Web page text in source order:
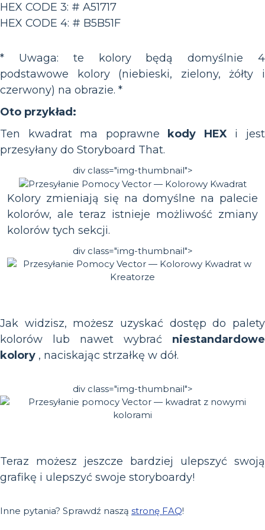
HEX CODE 3: # A51717
HEX CODE 4: # B5B51F
* Uwaga: te kolory będą domyślnie 4
podstawowe kolory (niebieski, zielony, żółty i
czerwony) na obrazie. *
Oto przykład:
Ten kwadrat ma poprawne
kody HEXi jest
przesyłany do Storyboard That.
div class="img-thumbnail">
Kolory zmieniają się na domyślne na palecie
kolorów, ale teraz istnieje możliwość zmiany
kolorów tych sekcji.
div class="img-thumbnail">
Jak widzisz, możesz uzyskać dostęp do palety
kolorów lub nawet wybrać niestandardowe
kolory , naciskając strzałkę w dół.
div class="img-thumbnail">
Teraz możesz jeszcze bardziej ulepszyć swoją
grafikę i ulepszyć swoje storyboardy!
Inne pytania? Sprawdź naszą stronę FAQ!